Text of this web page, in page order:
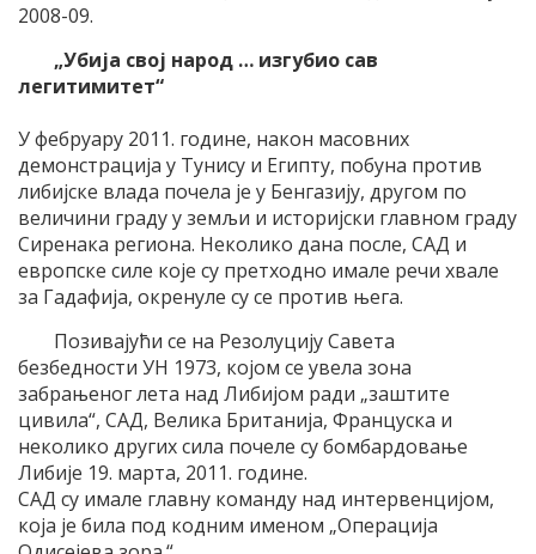
2008-09.
„Убија свој народ … изгубио сав
легитимитет“
У фебруару 2011. године, након масовних
демонстрација у Тунису и Египту, побуна против
либијске влада почела је у Бенгазију, другом по
величини граду у земљи и историјски главном граду
Сиренака региона. Неколико дана после, САД и
европске силе које су претходно имале речи хвале
за Гадафија, окренуле су се против њега.
Позивајући се на Резолуцију Савета
безбедности УН 1973, којом се увела зона
забрањеног лета над Либијом ради „заштите
цивила“, САД, Велика Британија, Француска и
неколико других сила почеле су бомбардовање
Либије 19. марта, 2011. године.
САД су имале главну команду над интервенцијом,
која је била под кодним именом „Операција